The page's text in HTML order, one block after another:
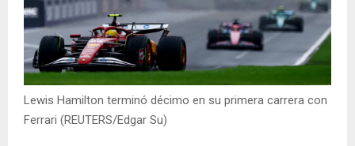
Lewis Hamilton terminó décimo en su primera carrera con
Ferrari (REUTERS/Edgar Su)